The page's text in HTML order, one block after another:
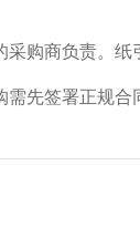
购商负责。
先签署正规合